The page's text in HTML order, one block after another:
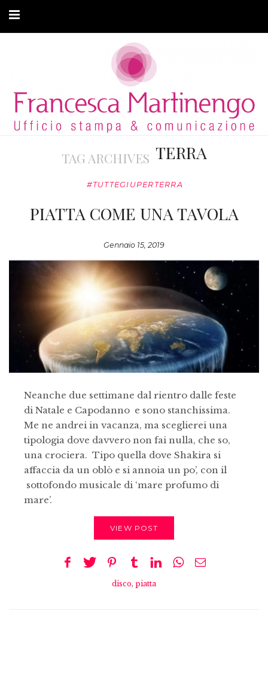
ARTICOLI
MODA ADATTIVA
TAG ARCHIVES TERRA
#TUTTEGIUPERTERRA
PIATTA COME UNA TAVOLA
Gennaio 15, 2019
Neanche due settimane dal rientro dalle feste
di Natale e Capodanno e sono stanchissima.
Me ne andrei in vacanza, ma sceglierei una
tipologia dove davvero non fai nulla, che so,
una crociera. Tipo quella dove Shakira si
affaccia da un oblò e si annoia un po’, con il
sottofondo musicale di ‘mare profumo di
mare’.
VIEW POST
disco, piatta